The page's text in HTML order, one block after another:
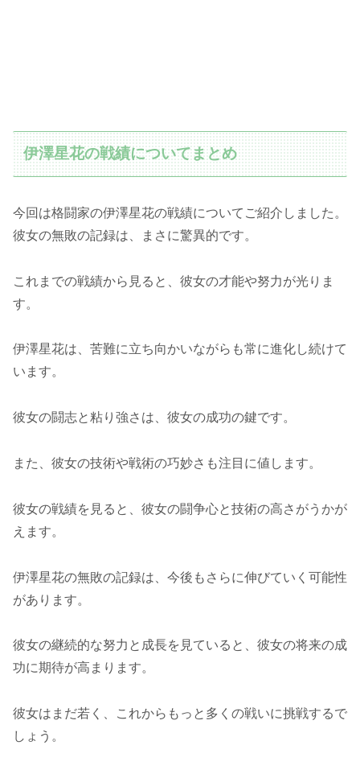
伊澤星花の戦績についてまとめ
今回は格闘家の伊澤星花の戦績についてご紹介しました。
彼女の無敗の記録は、まさに驚異的です。
これまでの戦績から見ると、彼女の才能や努力が光りま
す。
伊澤星花は、苦難に立ち向かいながらも常に進化し続けて
います。
彼女の闘志と粘り強さは、彼女の成功の鍵です。
また、彼女の技術や戦術の巧妙さも注目に値します。
彼女の戦績を見ると、彼女の闘争心と技術の高さがうかが
えます。
伊澤星花の無敗の記録は、今後もさらに伸びていく可能性
があります。
彼女の継続的な努力と成長を見ていると、彼女の将来の成
功に期待が高まります。
彼女はまだ若く、これからもっと多くの戦いに挑戦するで
しょう。